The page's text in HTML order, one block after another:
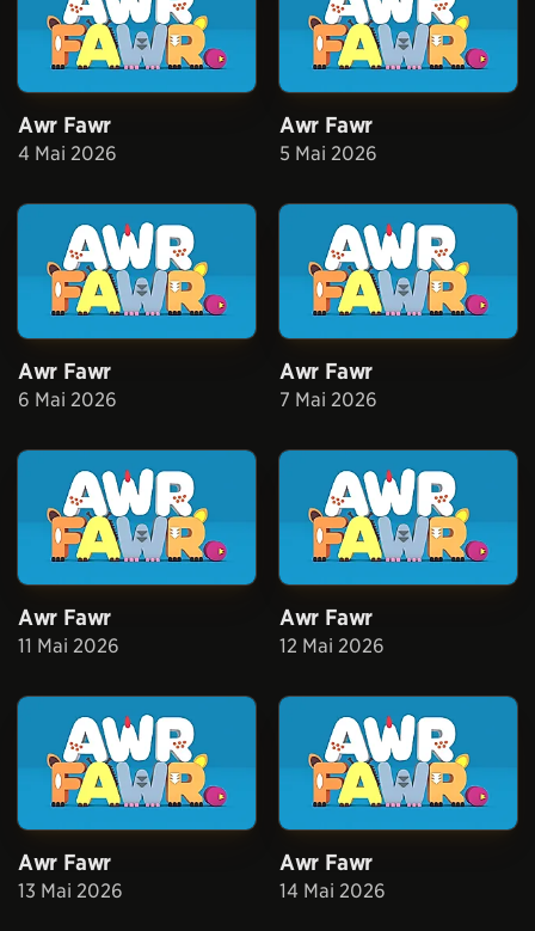
Awr Fawr
4 Mai 2026
Awr Fawr
5 Mai 2026
Awr Fawr
6 Mai 2026
Awr Fawr
7 Mai 2026
Awr Fawr
11 Mai 2026
Awr Fawr
12 Mai 2026
Awr Fawr
13 Mai 2026
Awr Fawr
14 Mai 2026